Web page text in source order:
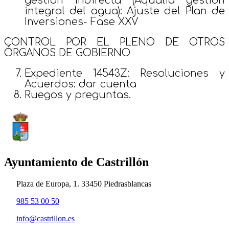
integral del agua): Ajuste del Plan de
Inversiones- Fase XXV
CONTROL POR EL PLENO DE OTROS
ÓRGANOS DE GOBIERNO
Expediente 14543Z: Resoluciones y
Acuerdos: dar cuenta
Ruegos y preguntas.
Ayuntamiento de Castrillón
Plaza de Europa, 1. 33450 Piedrasblancas
985 53 00 50
info@castrillon.es